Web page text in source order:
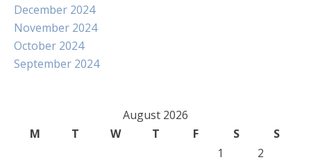
December 2024
November 2024
October 2024
September 2024
August 2026
M
T W T F S
S
1
2